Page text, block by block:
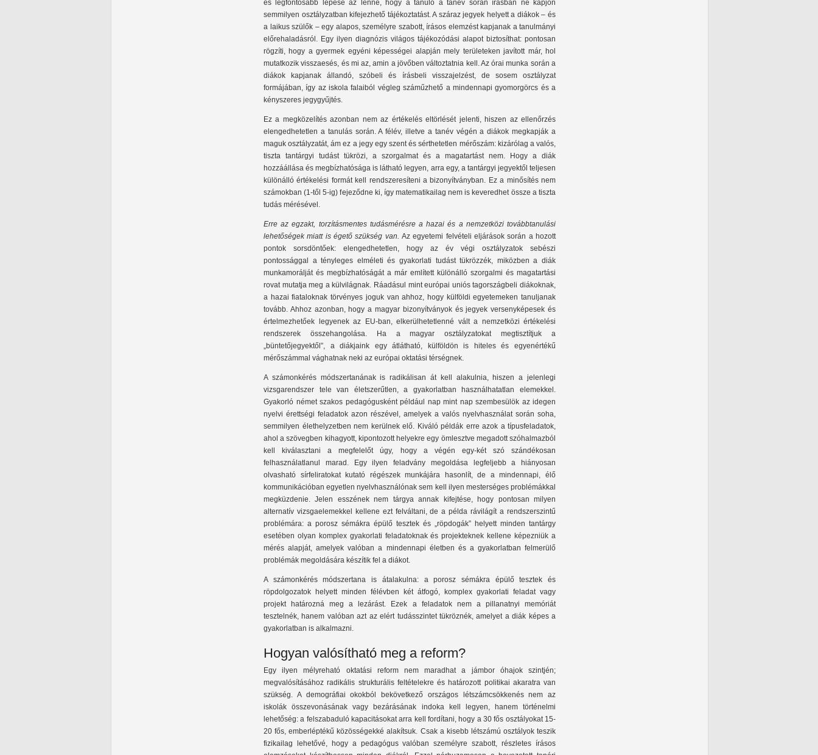
és legfontosabb lépése az lenne, hogy a tanuló a tanév során írásban ne kapjon
semmilyen osztályzatban kifejezhető tájékoztatást. A száraz jegyek helyett a diákok – és
a laikus szülők – egy alapos, személyre szabott, írásos elemzést kapjanak a tanulmányi
előrehaladásról. Egy ilyen diagnózis világos tájékozódási alapot biztosíthat: pontosan
rögzíti, hogy a gyermek egyéni képességei alapján mely területeken javított már, hol
mutatkozik visszaesés, és mi az, amin a jövőben változtatnia kell. Az órai munka során a
diákok kapjanak állandó, szóbeli és írásbeli visszajelzést, de sosem osztályzat
formájában, így az iskola falaiból végleg száműzhető a mindennapi gyomorgörcs és a
kényszeres jegygyűjtés.
Ez a megközelítés azonban nem az értékelés eltörlését jelenti, hiszen az ellenőrzés
elengedhetetlen a tanulás során. A félév, illetve a tanév végén a diákok megkapják a
maguk osztályzatát, ám ez a jegy egy szent és sérthetetlen mérőszám: kizárólag a valós,
tiszta tantárgyi tudást tükrözi, a szorgalmat és a magatartást nem. Hogy a diák
hozzáállása és megbízhatósága is látható legyen, arra egy, a tantárgyi jegyektől teljesen
különálló értékelési formát kell rendszeresíteni a bizonyítványban. Ez a minősítés nem
számokban (1-től 5-ig) fejeződne ki, így matematikailag nem is keveredhet össze a tiszta
tudás mérésével.
Erre az egzakt, torzításmentes tudásmérésre a hazai és a nemzetközi továbbtanulási
lehetőségek miatt is égető szükség van. Az egyetemi felvételi eljárások során a hozott
pontok sorsdöntőek: elengedhetetlen, hogy az év végi osztályzatok sebészi
pontossággal a tényleges elméleti és gyakorlati tudást tükrözzék, miközben a diák
munkamorálját és megbízhatóságát a már említett különálló szorgalmi és magatartási
rovat mutatja meg a külvilágnak. Ráadásul mint európai uniós tagországbeli diákoknak,
a hazai fiataloknak törvényes joguk van ahhoz, hogy külföldi egyetemeken tanuljanak
tovább. Ahhoz azonban, hogy a magyar bizonyítványok és jegyek versenyképesek és
értelmezhetőek legyenek az EU-ban, elkerülhetetlenné vált a nemzetközi értékelési
rendszerek összehangolása. Ha a magyar osztályzatokat megtisztítjuk a
„büntetőjegyektől”, a diákjaink egy átlátható, külföldön is hiteles és egyenértékű
mérőszámmal vághatnak neki az európai oktatási térségnek.
A számonkérés módszertanának is radikálisan át kell alakulnia, hiszen a jelenlegi
vizsgarendszer tele van életszerűtlen, a gyakorlatban használhatatlan elemekkel.
Gyakorló német szakos pedagógusként például nap mint nap szembesülök az idegen
nyelvi érettségi feladatok azon részével, amelyek a valós nyelvhasználat során soha,
semmilyen élethelyzetben nem kerülnek elő. Kiváló példák erre azok a típusfeladatok,
ahol a szövegben kihagyott, kipontozott helyekre egy ömlesztve megadott szóhalmazból
kell kiválasztani a megfelelőt úgy, hogy a végén egy-két szó szándékosan
felhasználatlanul marad. Egy ilyen feladvány megoldása legfeljebb a hiányosan
olvasható sírfeliratokat kutató régészek munkájára hasonlít, de a mindennapi, élő
kommunikációban egyetlen nyelvhasználónak sem kell ilyen mesterséges problémákkal
megküzdenie. Jelen esszének nem tárgya annak kifejtése, hogy pontosan milyen
alternatív vizsgaelemekkel kellene ezt felváltani, de a példa rávilágít a rendszerszintű
problémára: a porosz sémákra épülő tesztek és „röpdogák” helyett minden tantárgy
esetében olyan komplex gyakorlati feladatoknak és projekteknek kellene képezniük a
mérés alapját, amelyek valóban a mindennapi életben és a gyakorlatban felmerülő
problémák megoldására készítik fel a diákot.
A számonkérés módszertana is átalakulna: a porosz sémákra épülő tesztek és
röpdolgozatok helyett minden félévben két átfogó, komplex gyakorlati feladat vagy
projekt határozná meg a lezárást. Ezek a feladatok nem a pillanatnyi memóriát
tesztelnék, hanem valóban azt az elért tudásszintet tükröznék, amelyet a diák képes a
gyakorlatban is alkalmazni.
Hogyan valósítható meg a reform?
Egy ilyen mélyreható oktatási reform nem maradhat a jámbor óhajok szintjén;
megvalósításához radikális strukturális feltételekre és határozott politikai akaratra van
szükség. A demográfiai okokból bekövetkező országos létszámcsökkenés nem az
iskolák összevonásának vagy bezárásának indoka kell legyen, hanem történelmi
lehetőség: a felszabaduló kapacitásokat arra kell fordítani, hogy a 30 fős osztályokat 15-
20 fős, emberléptékű közösségekké alakítsuk. Csak a kisebb létszámú osztályok teszik
fizikailag lehetővé, hogy a pedagógus valóban személyre szabott, részletes írásos